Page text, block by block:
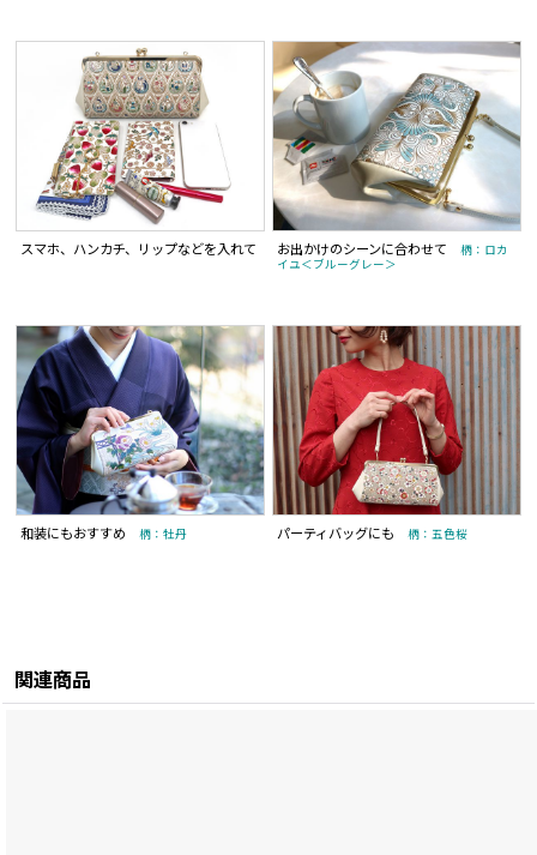
スマホ、ハンカチ、リップなどを入れて お出かけのシーンに合わせて柄：ロカ
イユ＜ブルーグレー＞
和装にもおすすめ柄：牡丹 パーティバッグにも柄：五色桜
関連商品